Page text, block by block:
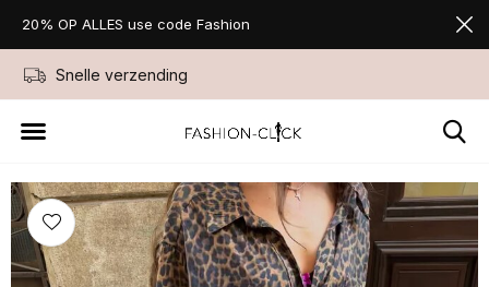
Snelle verzending
20% OP ALLES use code Fashion